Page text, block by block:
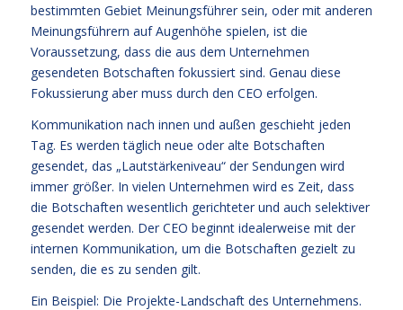
bestimmten Gebiet Meinungsführer sein, oder mit anderen
Meinungsführern auf Augenhöhe spielen, ist die
Voraussetzung, dass die aus dem Unternehmen
gesendeten Botschaften fokussiert sind. Genau diese
Fokussierung aber muss durch den CEO erfolgen.
Kommunikation nach innen und außen geschieht jeden
Tag. Es werden täglich neue oder alte Botschaften
gesendet, das „Lautstärkeniveau“ der Sendungen wird
immer größer. In vielen Unternehmen wird es Zeit, dass
die Botschaften wesentlich gerichteter und auch selektiver
gesendet werden. Der CEO beginnt idealerweise mit der
internen Kommunikation, um die Botschaften gezielt zu
senden, die es zu senden gilt.
Ein Beispiel: Die Projekte-Landschaft des Unternehmens.